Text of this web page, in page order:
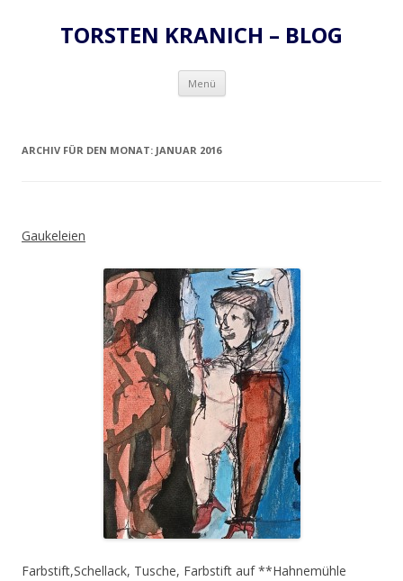
TORSTEN KRANICH – BLOG
Menü Zum
springen
ARCHIV FÜR DEN MONAT: JANUAR 2016
Gaukeleien
Farbstift,Schellack, Tusche, Farbstift auf **Hahnemühle